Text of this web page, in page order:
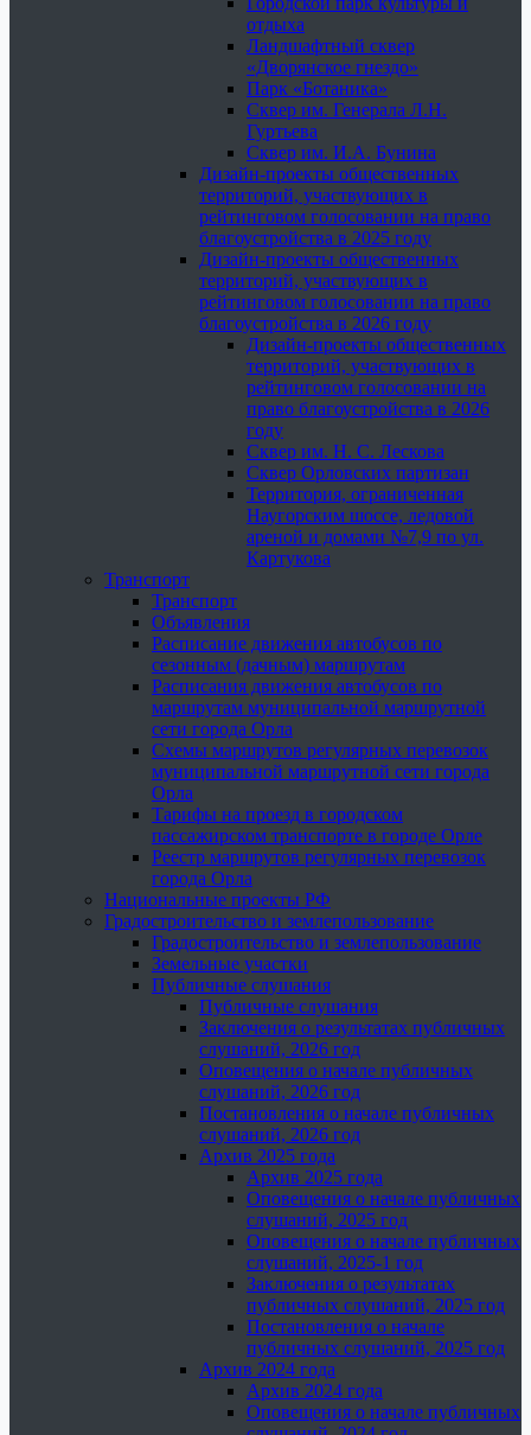
отдыха
Ландшафтный сквер
«Дворянское гнездо»
Парк «Ботаника»
Сквер им. Генерала Л.Н.
Гуртьева
Сквер им. И.А. Бунина
Дизайн-проекты общественных
территорий, участвующих в
рейтинговом голосовании на право
благоустройства в 2025 году
Дизайн-проекты общественных
территорий, участвующих в
рейтинговом голосовании на право
благоустройства в 2026 году
Дизайн-проекты общественных
территорий, участвующих в
рейтинговом голосовании на
право благоустройства в 2026
году
Сквер им. Н. С. Лескова
Сквер Орловских партизан
Территория, ограниченная
Наугорским шоссе, ледовой
ареной и домами №7,9 по ул.
Картукова
Транспорт
Транспорт
Объявления
Расписание движения автобусов по
сезонным (дачным) маршрутам
Расписания движения автобусов по
маршрутам муниципальной маршрутной
сети города Орла
Схемы маршрутов регулярных перевозок
муниципальной маршрутной сети города
Орла
Тарифы на проезд в городском
пассажирском транспорте в городе Орле
Реестр маршрутов регулярных перевозок
города Орла
Национальные проекты РФ
Градостроительство и землепользование
Градостроительство и землепользование
Земельные участки
Публичные слушания
Публичные слушания
Заключения о результатах публичных
слушаний, 2026 год
Оповещения о начале публичных
слушаний, 2026 год
Постановления о начале публичных
слушаний, 2026 год
Архив 2025 года
Архив 2025 года
Оповещения о начале публичных
слушаний, 2025 год
Оповещения о начале публичных
слушаний, 2025-1 год
Заключения о результатах
публичных слушаний, 2025 год
Постановления о начале
публичных слушаний, 2025 год
Архив 2024 года
Архив 2024 года
Оповещения о начале публичных